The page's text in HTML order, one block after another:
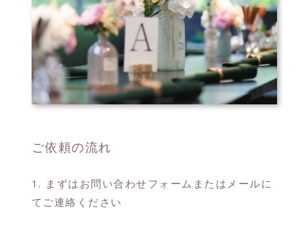
ご依頼の流れ
1. まずはお問い合わせフォームまたはメールに
てご連絡ください